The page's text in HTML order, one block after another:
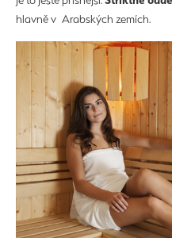
hlavně v Arabských zemích.